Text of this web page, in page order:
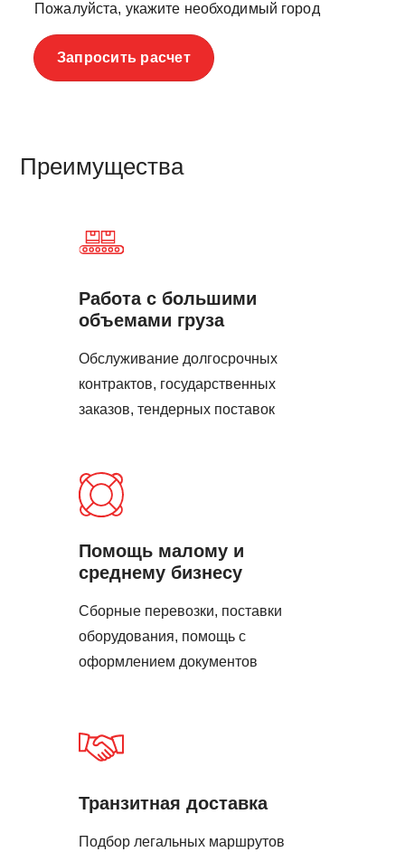
Пожалуйста, укажите необходимый город
Запросить расчет
Преимущества
Работа с большими
объемами груза
Обслуживание долгосрочных
контрактов, государственных
заказов, тендерных поставок
Помощь малому и
среднему бизнесу
Сборные перевозки, поставки
оборудования, помощь с
оформлением документов
Транзитная доставка
Подбор легальных маршрутов